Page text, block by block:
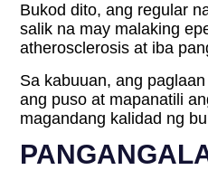
Bukod dito, ang regular
salik na may malaking
atherosclerosis at iba
Sa kabuuan, ang
ang puso at mapanatili
magandang kalidad ng